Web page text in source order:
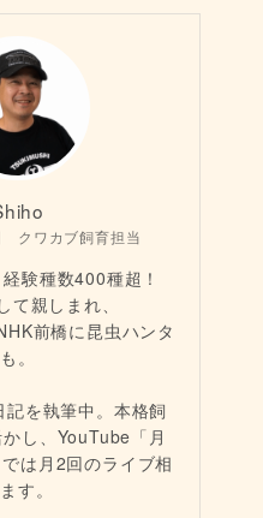
クワカブ飼育担当
験種数400種超！
て親しまれ、
前橋に昆虫ハンタ
。
を執筆中。本格飼
し、YouTube「月
は月2回のライブ相
す。